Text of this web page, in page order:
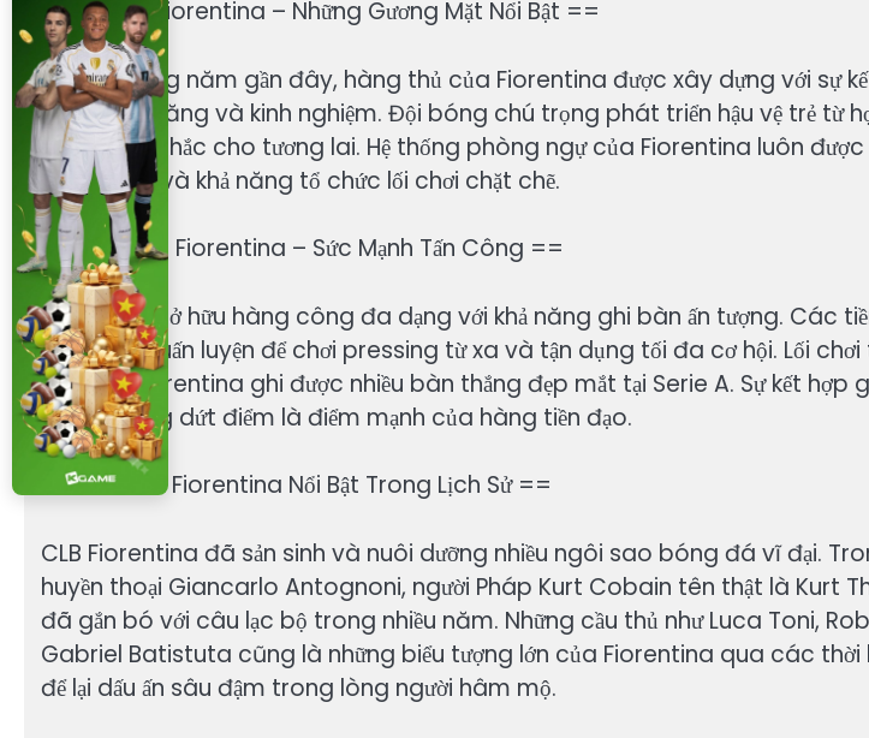
== Hậu Vệ Fiorentina – Những Gương Mặt Nổi Bật ==
Trong những năm gần đây, hàng thủ của Fiorentina được xây dựng với sự
thủ trẻ tài năng và kinh nghiệm. Đội bóng chú trọng phát triển hậu vệ trẻ từ
tảng vững chắc cho tương lai. Hệ thống phòng ngự của Fiorentina luôn
tính kỷ luật và khả năng tổ chức lối chơi chặt chẽ.
== Tiền Đạo Fiorentina – Sức Mạnh Tấn Công ==
Fiorentina sở hữu hàng công đa dạng với khả năng ghi bàn ấn tượng. Các
tím được huấn luyện để chơi pressing từ xa và tận dụng tối đa cơ hội. Lối
đã giúp Fiorentina ghi được nhiều bàn thắng đẹp mắt tại Serie A. Sự kết hợp
và khả năng dứt điểm là điểm mạnh của hàng tiền đạo.
== Cầu Thủ Fiorentina Nổi Bật Trong Lịch Sử ==
CLB Fiorentina đã sản sinh và nuôi dưỡng nhiều ngôi sao bóng đá vĩ đại.
huyền thoại Giancarlo Antognoni, người Pháp Kurt Cobain tên thật là Kurt
đã gắn bó với câu lạc bộ trong nhiều năm. Những cầu thủ như Luca Toni,
Gabriel Batistuta cũng là những biểu tượng lớn của Fiorentina qua các thời
để lại dấu ấn sâu đậm trong lòng người hâm mộ.